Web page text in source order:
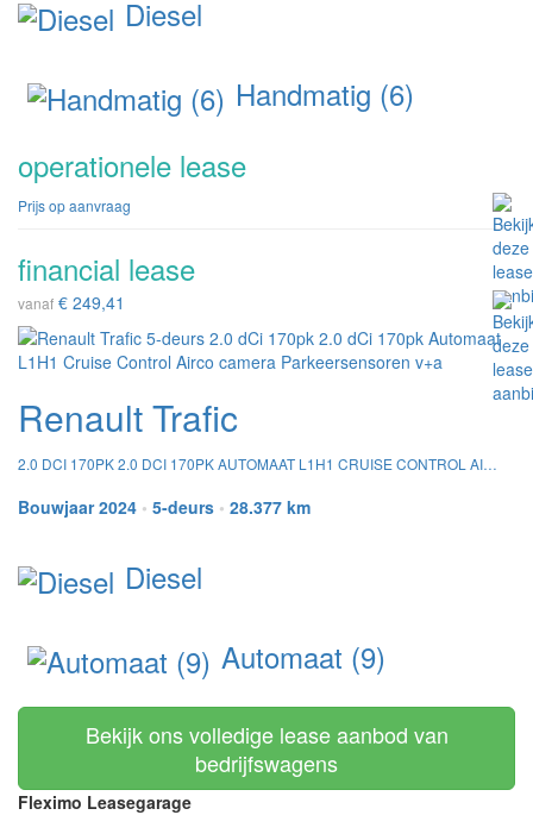
Diesel
Handmatig (6)
operationele lease
Prijs op aanvraag
financial lease
vanaf € 249,41
Renault Trafic
2.0 DCI 170PK 2.0 DCI 170PK AUTOMAAT L1H1 CRUISE CONTROL AIRCO CAMERA PARKEERSENSOREN V+A
Bouwjaar 2024 • 5-deurs • 28.377 km
Diesel
Automaat (9)
Bekijk ons volledige lease aanbod van
bedrijfswagens
Fleximo Leasegarage